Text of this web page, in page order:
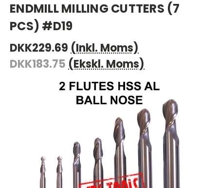
ENDMILL MILLING CUTTERS (7
PCS) #D19
DKK229.69 (Inkl. Moms)
DKK183.75 (Ekskl. Moms)